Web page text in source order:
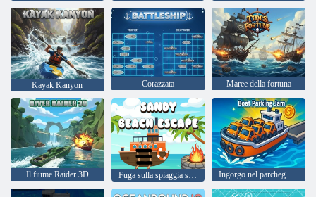
Kayak Kanyon Corazzata Maree della fortuna
Il fiume Raider 3D Fuga sulla spiaggia sabbiosa Ingorgo nel parcheggio della barca